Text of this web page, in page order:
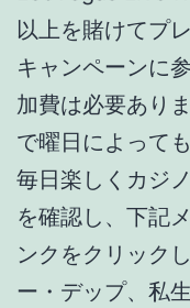
最高のオ
で遊ぶ
ット
出金が遅いとス
金されるのだろ
ります。また、